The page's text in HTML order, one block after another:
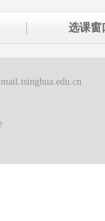
选课窗